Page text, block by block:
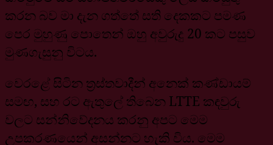
කරන බව මා දැන ගත්තේ සති දෙකකට පමණ
පෙර මුහුණු පොතෙන් ඔහු අවුරුදු 20 කට පසුව
මුණගැසුනු විටය.
වෙරළේ සිටින ත්‍රස්තවාදීන් අනෙක් කණ්ඩායම්
සමඟ, සහ රට ඇතුලේ තිබෙන LTTE කඳවුරු
වලට සන්නිවේදනය කරනු අපට මෙම
උපකරණයෙන් අසන්නට හැකි විය. මෙම